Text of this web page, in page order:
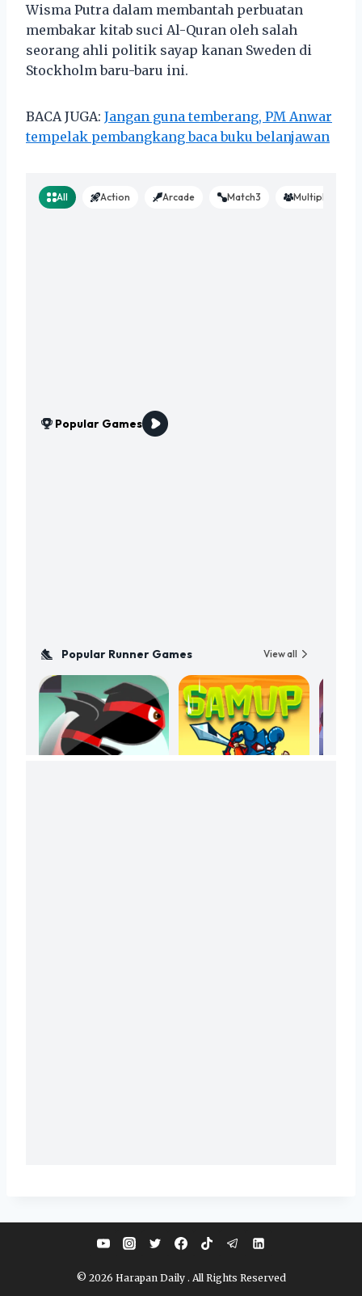
Wisma Putra dalam membantah perbuatan
membakar kitab suci Al-Quran oleh salah
seorang ahli politik sayap kanan Sweden di
Stockholm baru-baru ini.
BACA JUGA: Jangan guna temberang, PM Anwar
tempelak pembangkang baca buku belanjawan
© 2026 Harapan Daily . All Rights Reserved